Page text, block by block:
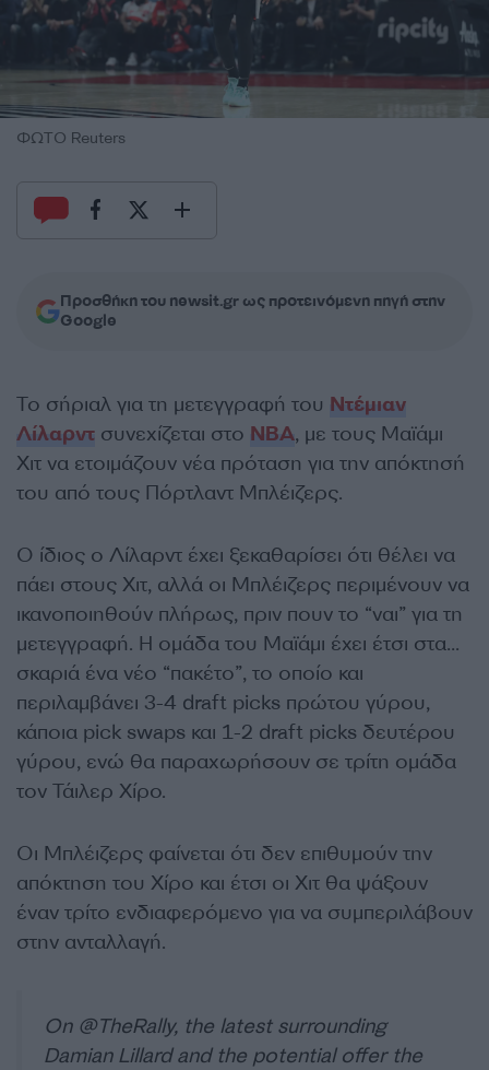
ΦΩΤΟ Reuters
Προσθήκη του newsit.gr ως προτεινόμενη πηγή στην
Google
Το σήριαλ για τη μετεγγραφή του Ντέμιαν
Λίλαρντ συνεχίζεται στο NBA, με τους Μαϊάμι
Χιτ να ετοιμάζουν νέα πρόταση για την απόκτησή
του από τους Πόρτλαντ Μπλέιζερς.
Ο ίδιος ο Λίλαρντ έχει ξεκαθαρίσει ότι θέλει να
πάει στους Χιτ, αλλά οι Μπλέιζερς περιμένουν να
ικανοποιηθούν πλήρως, πριν πουν το “ναι” για τη
μετεγγραφή. Η ομάδα του Μαϊάμι έχει έτσι στα…
σκαριά ένα νέο “πακέτο”, το οποίο και
περιλαμβάνει 3-4 draft picks πρώτου γύρου,
κάποια pick swaps και 1-2 draft picks δευτέρου
γύρου, ενώ θα παραχωρήσουν σε τρίτη ομάδα
τον Τάιλερ Χίρο.
Οι Μπλέιζερς φαίνεται ότι δεν επιθυμούν την
απόκτηση του Χίρο και έτσι οι Χιτ θα ψάξουν
έναν τρίτο ενδιαφερόμενο για να συμπεριλάβουν
στην ανταλλαγή.
On @TheRally, the latest surrounding
Damian Lillard and the potential offer the